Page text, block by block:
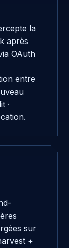
la
après
OAuth
entre
·
sur
+